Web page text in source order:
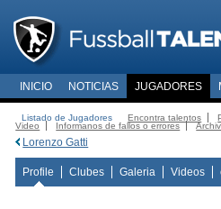
INICIO NOTICIAS JUGADORES
Listado de Jugadores Encontra talentos
Video
Informanos de fallos o errores
Lorenzo Gatti
Profile Clubes Galeria Videos